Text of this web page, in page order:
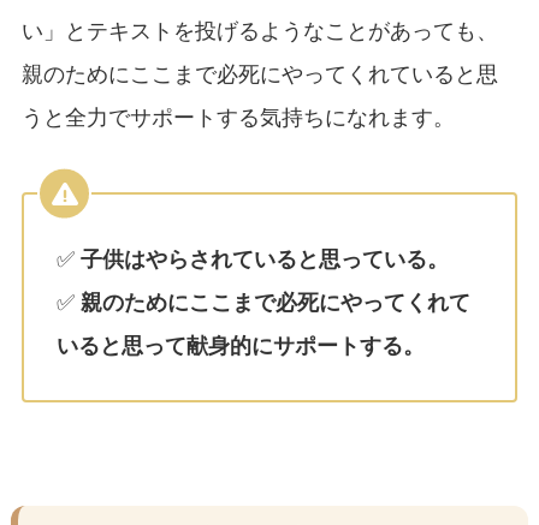
い」とテキストを投げるようなことがあっても、
親のためにここまで必死にやってくれていると思
うと全力でサポートする気持ちになれます。
✅ 子供はやらされていると思っている。
✅ 親のためにここまで必死にやってくれて
いると思って献身的にサポートする。